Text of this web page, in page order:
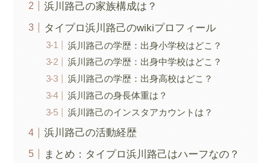
浜川路己の家族構成は？
タイプロ浜川路己のwikiプロフィール
浜川路己の学歴：出身小学校はどこ？
浜川路己の学歴：出身中学校はどこ？
浜川路己の学歴：出身高校はどこ？
浜川路己の身長体重は？
浜川路己のインスタアカウントは？
浜川路己の活動経歴
まとめ：タイプロ浜川路己はハーフなの？